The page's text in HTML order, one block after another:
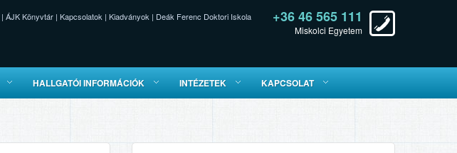
+36 46 565 111
Miskolci Egyetem
| ÁJK Könyvtár | Kapcsolatok | Kiadványok | Deák Ferenc Doktori Iskola
HALLGATÓI INFORMÁCIÓK INTÉZETEK KAPCSOLAT